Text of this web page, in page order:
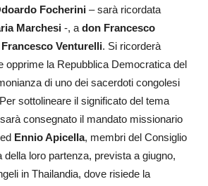
Focherini– sarà ricordata
Marchesi-, a don Francesco
Venturelli. Si ricorderà
opprime la Repubblica Democratica del
di uno dei sacerdoti congolesi
sottolineare il significato del tema
consegnato il mandato missionario
Ennio Apicella, membri del Consiglio
della loro partenza, prevista a giugno,
in Thailandia, dove risiede la